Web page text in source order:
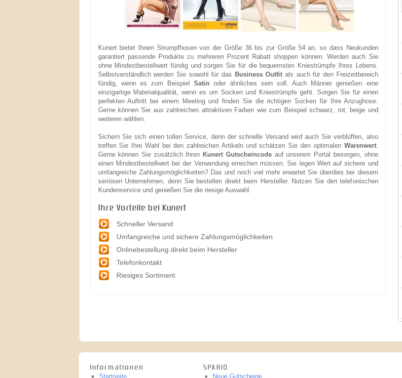
Kunert bietet Ihnen Strumpfhosen von der Größe 36 bis zur Größe 54 an, so dass Neukunden
garantiert passende Produkte zu mehreren Prozent Rabatt shoppen können. Werden auch Sie
ohne Mindestbestellwert fündig und sorgen Sie für die bequemsten Kniestrümpfe Ihres Lebens.
Selbstverständlich werden Sie sowohl für das Business Outfit als auch für den Freizeitbereich
fündig, wenn es zum Beispiel Satin oder ähnliches sein soll. Auch Männer genießen eine
einzigartige Materialqualität, wenn es um Socken und Kniestrümpfe geht. Sorgen Sie für einen
perfekten Auftritt bei einem Meeting und finden Sie die richtigen Socken für Ihre Anzughose.
Gerne können Sie aus zahlreichen attraktiven Farben wie zum Beispiel schwarz, rot, beige und
weiteren wählen.
Sichern Sie sich einen tollen Service, denn der schnelle Versand wird auch Sie verblüffen, also
treffen Sie Ihre Wahl bei den zahlreichen Artikeln und schätzen Sie den optimalen Warenwert.
Gerne können Sie zusätzlich Ihren Kunert Gutscheincodeauf unserem Portal besorgen, ohne
einen Mindestbestellwert bei der Verwendung erreichen müssen. Sie legen Wert auf sichere und
umfangreiche Zahlungsmöglichkeiten? Das und noch viel mehr erwartet Sie überdies bei diesem
seriösen Unternehmen, denn Sie bestellen direkt beim Hersteller. Nutzen Sie den telefonischen
Kundenservice und genießen Sie die riesige Auswahl.
Ihre Vorteile bei Kunert
Schneller Versand
Umfangreiche und sichere Zahlungsmöglichkeiten
Onlinebestellung direkt beim Hersteller
Telefonkontakt
Riesiges Sortiment
Informationen
Startseite
SPARIO
Neue Gutscheine